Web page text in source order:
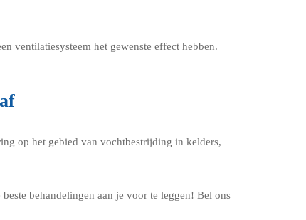
ventilatiesysteem het gewenste effect hebben.
op het gebied van vochtbestrijding in kelders,
behandelingen aan je voor te leggen! Bel ons